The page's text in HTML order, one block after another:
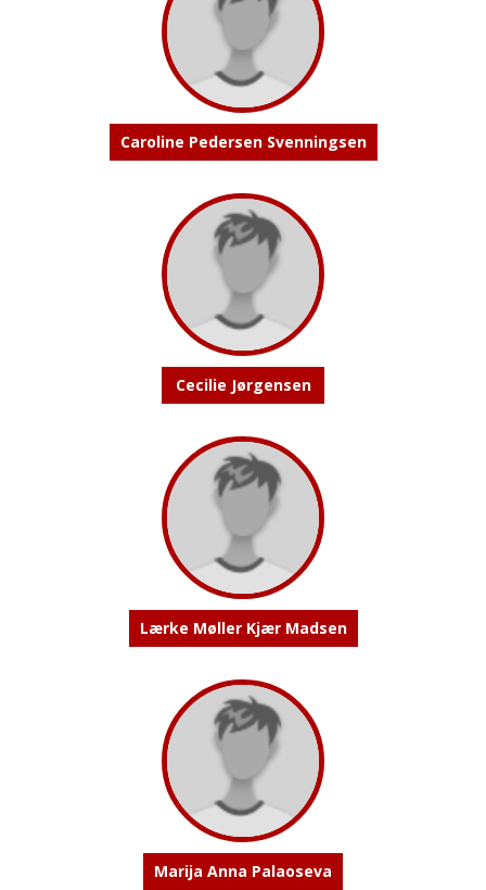
Caroline Pedersen Svenningsen
Cecilie Jørgensen
Lærke Møller Kjær Madsen
Marija Anna Palaoseva